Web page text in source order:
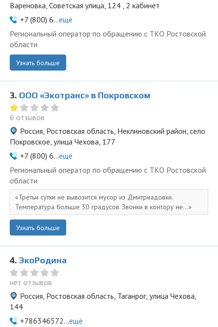
Вареновка, Советская улица, 124 , 2 кабинет
+7 (800) 6...ещё
Региональный оператор по обращению с ТКО Ростовской
области
Узнать больше
3. ООО «Экотранс» в Покровском
6 отзывов
Россия, Ростовская область, Неклиновский район, село
Покровское, улица Чехова, 177
+7 (800) 6...ещё
Региональный оператор по обращению с ТКО Ростовской
области
Третьи сутки не вывозится мусор из Дмитриадовки.
Температура больше 30 градусов. Звонки в контору не...
Узнать больше
4. ЭкоРодина
нет отзывов
Россия, Ростовская область, Таганрог, улица Чехова,
144
+786346572...ещё